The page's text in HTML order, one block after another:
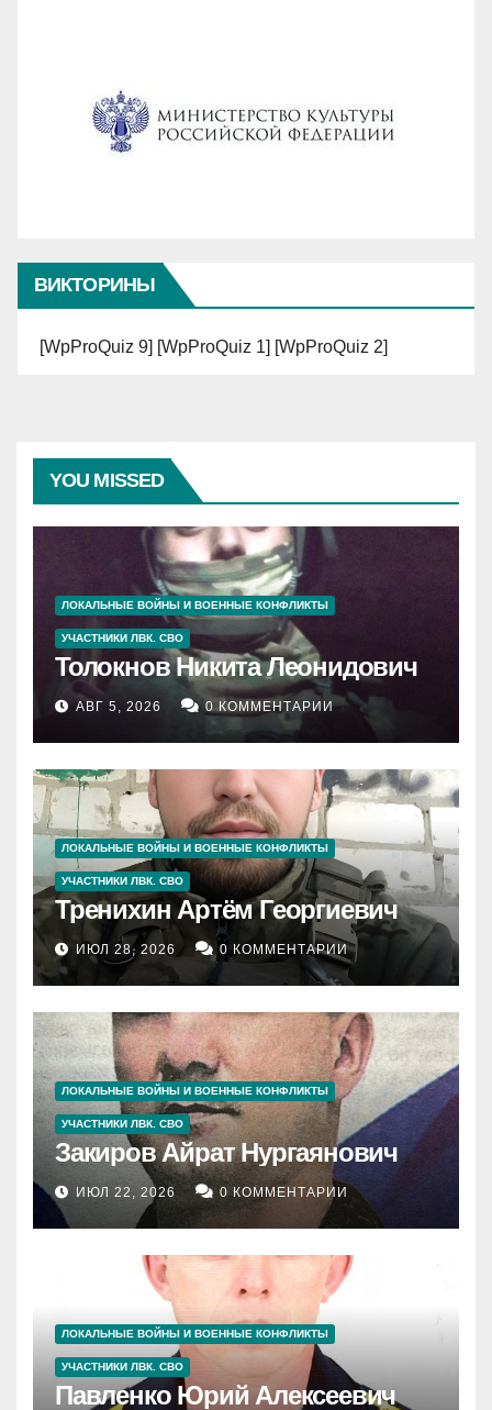
ВИКТОРИНЫ
[WpProQuiz 9] [WpProQuiz 1] [WpProQuiz 2]
YOU MISSED
ЛОКАЛЬНЫЕ ВОЙНЫ И ВОЕННЫЕ КОНФЛИКТЫ
УЧАСТНИКИ ЛВК. СВО
Толокнов Никита Леонидович
АВГ 5, 2026 0 КОММЕНТАРИИ
ЛОКАЛЬНЫЕ ВОЙНЫ И ВОЕННЫЕ КОНФЛИКТЫ
УЧАСТНИКИ ЛВК. СВО
Тренихин Артём Георгиевич
ИЮЛ 28, 2026 0 КОММЕНТАРИИ
ЛОКАЛЬНЫЕ ВОЙНЫ И ВОЕННЫЕ КОНФЛИКТЫ
УЧАСТНИКИ ЛВК. СВО
Закиров Айрат Нургаянович
ИЮЛ 22, 2026 0 КОММЕНТАРИИ
ЛОКАЛЬНЫЕ ВОЙНЫ И ВОЕННЫЕ КОНФЛИКТЫ
УЧАСТНИКИ ЛВК. СВО
Павленко Юрий Алексеевич